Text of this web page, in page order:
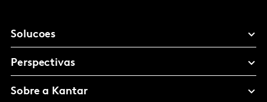
Solucoes
Perspectivas
Sobre a Kantar